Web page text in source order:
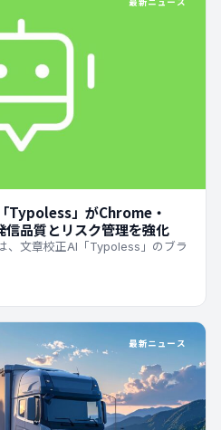
最新ニュース
Typoless」がChrome・
品質とリスク管理を強化
、文章校正AI「Typoless」のブラ
最新ニュース